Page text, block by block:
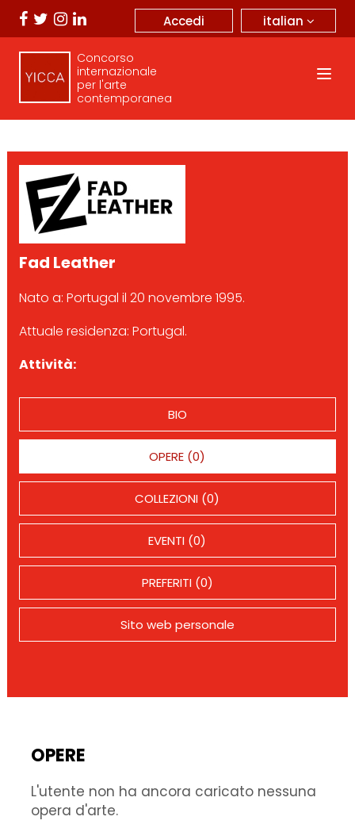
italian
Accedi
Concorso
internazionale
per l'arte
contemporanea
Fad Leather
Nato a: Portugal il 20 novembre 1995.
Attuale residenza: Portugal.
Attività:
BIO
OPERE (0)
COLLEZIONI (0)
EVENTI (0)
PREFERITI (0)
Sito web personale
OPERE
L'utente non ha ancora caricato nessuna
opera d'arte.